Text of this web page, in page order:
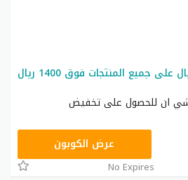
كود خصم شي ان 300 ريال على جميع المنتجات فوق 1400 ريال
ان للحصول على تخفيض
عرض الكوبون
No Expires